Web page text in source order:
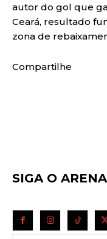
autor do gol que
Ceará, resultado
zona de
Compartilhe
SIGA O ARENA